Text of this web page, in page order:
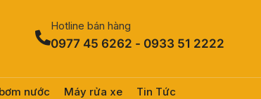
Hotline bán hàng
0977 45 6262 - 0933 51 2222
nước Máy rửa xe Tin Tức